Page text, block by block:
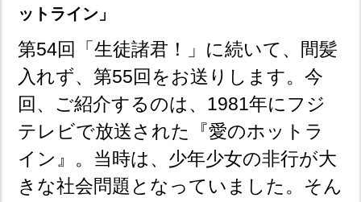
ットライン」
第54回「生徒諸君！」に続いて、間髪
入れず、第55回をお送りします。今
回、ご紹介するのは、1981年にフジ
テレビで放送された『愛のホットラ
イン』。当時は、少年少女の非行が大
きな社会問題となっていました。そん